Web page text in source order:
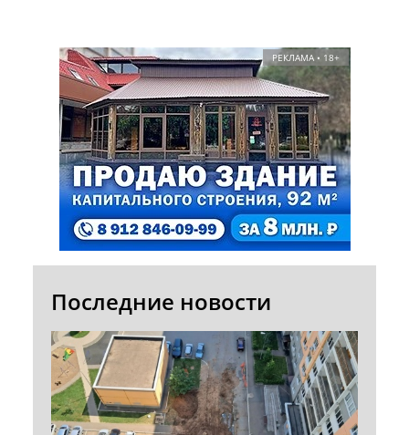
РЕКЛАМА • 18+
Последние новости